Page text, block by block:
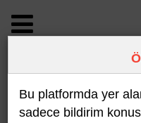
BİLDİRİM
Bu platformda yer
sadece bildirim